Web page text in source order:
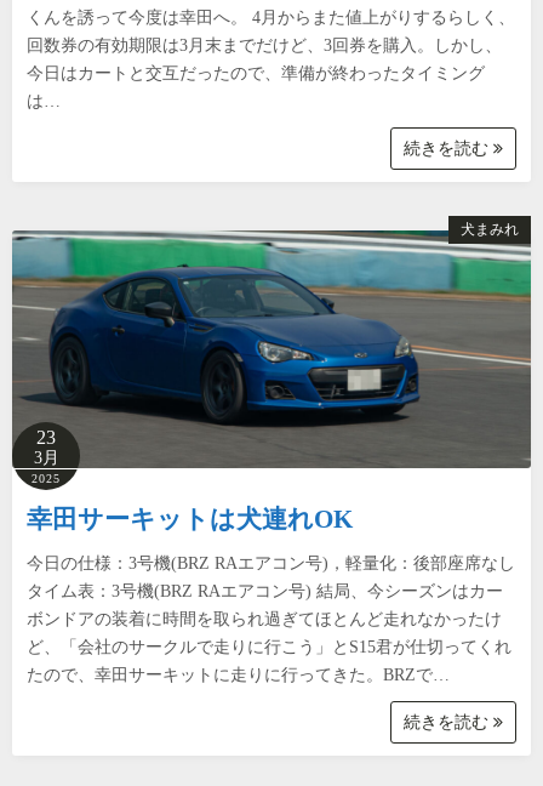
くんを誘って今度は幸田へ。 4月からまた値上がりするらしく、
回数券の有効期限は3月末までだけど、3回券を購入。しかし、
今日はカートと交互だったので、準備が終わったタイミング
は…
続きを読む
犬まみれ
23
3月
2025
幸田サーキットは犬連れOK
今日の仕様：3号機(BRZ RAエアコン号)，軽量化：後部座席なし
タイム表：3号機(BRZ RAエアコン号) 結局、今シーズンはカー
ボンドアの装着に時間を取られ過ぎてほとんど走れなかったけ
ど、「会社のサークルで走りに行こう」とS15君が仕切ってくれ
たので、幸田サーキットに走りに行ってきた。BRZで…
続きを読む